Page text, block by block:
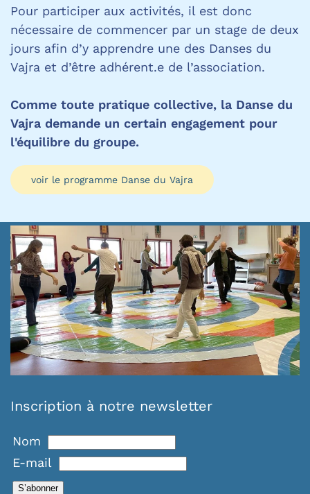
Pour participer aux activités, il est donc
nécessaire de commencer par un stage de deux
jours afin d’y apprendre une des Danses du
Vajra et d’être adhérent.e de l’association.
Comme toute pratique collective, la Danse du
Vajra demande un certain engagement pour
l'équilibre du groupe.
voir le programme Danse du Vajra
Inscription à notre newsletter
Nom
E-mail
S’abonner